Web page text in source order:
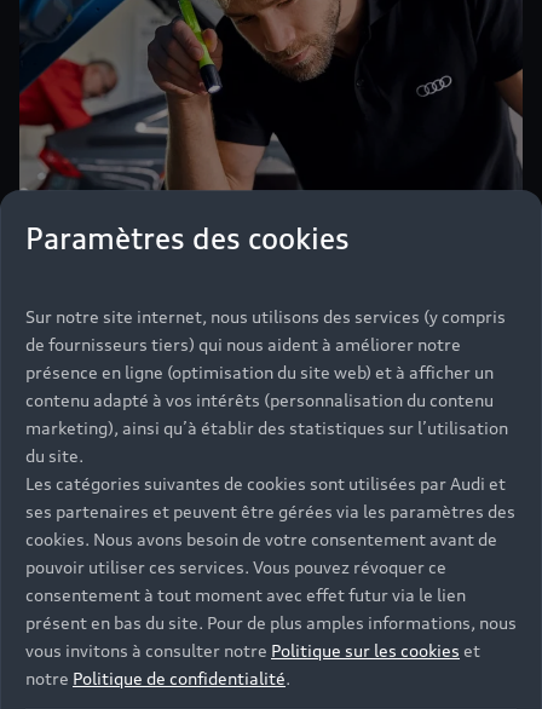
Bénéficiez de l'expertise et
des pièces d'Origine Audi®
Lors de l'entretien de votre Audi Q7 tous les 2 ans ou
30 000 km, une vérification complète de votre
véhicule est effectuée. Les consommables usés sont
remplacés : bougies d'allumage, bouchon ou joint de
vidange, filtres à huile, à air et à pollen. Si les
techniciens détectent une anomalie, ils peuvent
intervenir avec votre accord avec des pièces d'Origine
Paramètres des cookies
Sur notre site internet, nous utilisons des services (y compris
de fournisseurs tiers) qui nous aident à améliorer notre
présence en ligne (optimisation du site web) et à afficher un
contenu adapté à vos intérêts (personnalisation du contenu
marketing), ainsi qu’à établir des statistiques sur l’utilisation
du site.
Les catégories suivantes de cookies sont utilisées par Audi et
ses partenaires et peuvent être gérées via les paramètres des
cookies. Nous avons besoin de votre consentement avant de
pouvoir utiliser ces services. Vous pouvez révoquer ce
consentement à tout moment avec effet futur via le lien
présent en bas du site. Pour de plus amples informations, nous
vous invitons à consulter notre Politique sur les cookies et
notre Politique de confidentialité.